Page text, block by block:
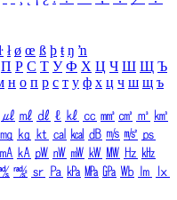
ł ø œ ß þ ŧ ŋ ŉ
П Р С Т У Ф Х Ц Ч Ш Щ Ъ
н о п р с т у ф х ц ч ш щ ъ
㎕ ㎖ ㎗ ℓ ㎘ ㏄ ㎣ ㎤ ㎥ ㎦
㎎ ㎏ ㏏ ㎈ ㎉ ㏈ ㎧ ㎨ ㎰
㎃ ㎄ ㎺ ㎻ ㎽ ㎾ ㎿ ㎐ ㎑
㎯ ㏛ ㎩ ㎪ ㎫ ㎬ ㏝ ㏐
㏓